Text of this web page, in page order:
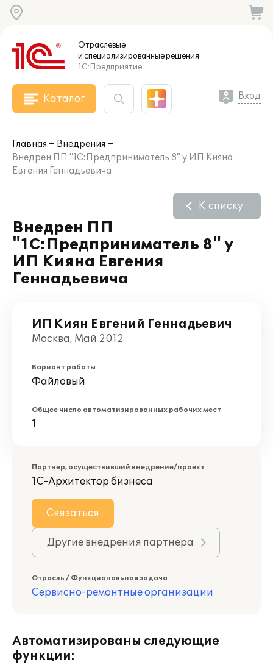
Отраслевые
и специализированныерешения
1С:Предприятие
Каталог Вход
Главная
Внедрения
Внедрен ПП "1С:Предприниматель 8" у ИП Кияна
Евгения Геннадьевича
Внедрен ПП
"1С:Предприниматель 8" у
ИП Кияна Евгения
Геннадьевича
К списку
ИП Киян Евгений Геннадьевич
Москва, Май 2012
Вариант работы
Файловый
Общее число автоматизированных рабочих мест
1
Партнер, осуществивший внедрение/проект
1С-Архитектор бизнеса
Связаться
Другие внедрения партнера
Отрасль / Функциональная задача
Сервисно-ремонтные организации
Автоматизированы следующие
функции: